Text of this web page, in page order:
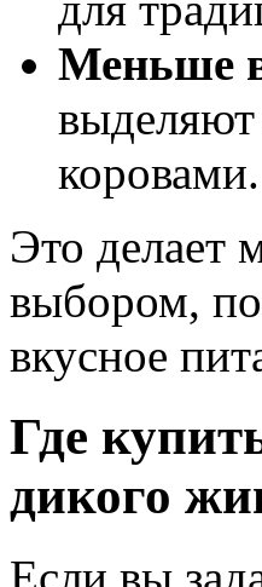
Меньше
коровами.
Это делает
выбором,
вкусное
Где
дикого
Если вы